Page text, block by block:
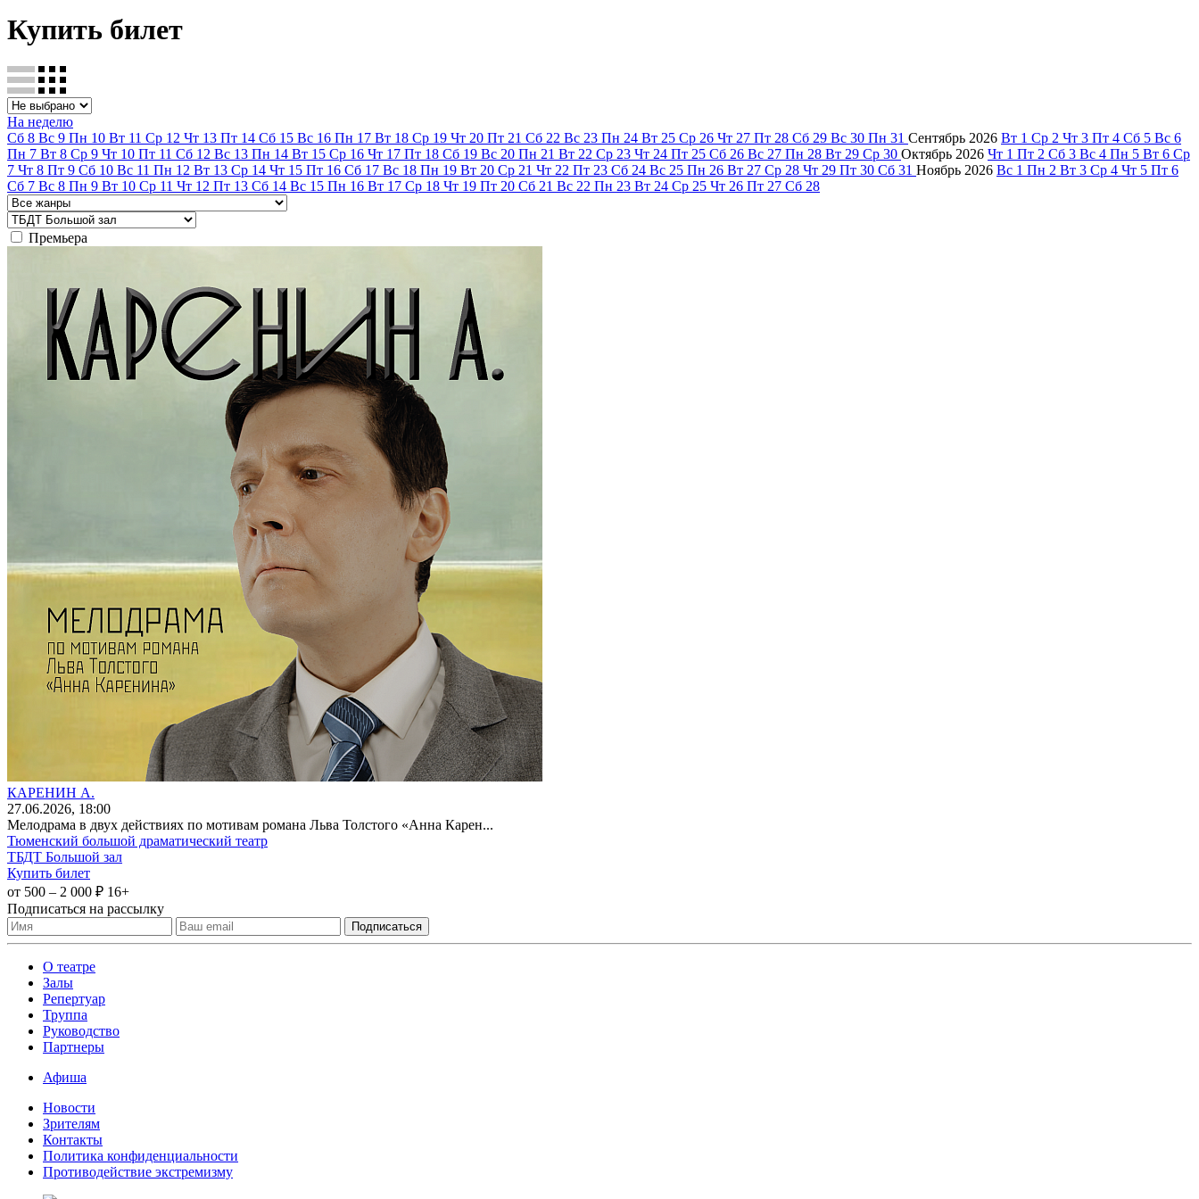
Купить билет
На неделю
Сб 8 Вс 9 Пн 10 Вт 11 Ср 12 Чт 13 Пт 14 Сб 15 Вс 16 Пн 17 Вт 18 Ср 19 Чт 20 Пт 21 Сб 22 Вс 23 Пн 24 Вт 25 Ср 26 Чт 27 Пт 28 Сб 29 Вс 30 Пн 31 Сентябрь 2026 Вт 1 Ср 2 Чт 3 Пт 4 Сб 5 Вс 6
Пн 7 Вт 8 Ср 9 Чт 10 Пт 11 Сб 12 Вс 13 Пн 14 Вт 15 Ср 16 Чт 17 Пт 18 Сб 19 Вс 20 Пн 21 Вт 22 Ср 23 Чт 24 Пт 25 Сб 26 Вс 27 Пн 28 Вт 29 Ср 30 Октябрь 2026 Чт 1 Пт 2 Сб 3 Вс 4 Пн 5 Вт 6 Ср
7 Чт 8 Пт 9 Сб 10 Вс 11 Пн 12 Вт 13 Ср 14 Чт 15 Пт 16 Сб 17 Вс 18 Пн 19 Вт 20 Ср 21 Чт 22 Пт 23 Сб 24 Вс 25 Пн 26 Вт 27 Ср 28 Чт 29 Пт 30 Сб 31 Ноябрь 2026 Вс 1 Пн 2 Вт 3 Ср 4 Чт 5 Пт 6
Сб 7 Вс 8 Пн 9 Вт 10 Ср 11 Чт 12 Пт 13 Сб 14 Вс 15 Пн 16 Вт 17 Ср 18 Чт 19 Пт 20 Сб 21 Вс 22 Пн 23 Вт 24 Ср 25 Чт 26 Пт 27 Сб 28
Премьера
КАРЕНИН А.
27.06.2026, 18:00
Мелодрама в двух действиях по мотивам романа Льва Толстого «Анна Карен...
Тюменский большой драматический театр
ТБДТ Большой зал
Купить билет
от 500 – 2 000 ₽ 16+
Подписаться на рассылку
О театре
Залы
Репертуар
Труппа
Руководство
Партнеры
Афиша
Новости
Зрителям
Контакты
Политика конфиденциальности
Противодействие экстремизму